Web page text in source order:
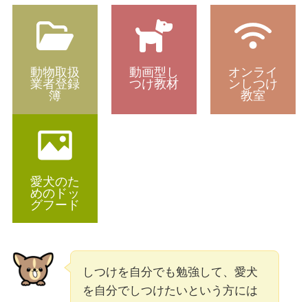
動物取扱
業者登録
簿
動画型し
つけ教材
オンライ
ンしつけ
教室
愛犬のた
めのドッ
グフード
しつけを自分でも勉強して、愛犬
を自分でしつけたいという方には